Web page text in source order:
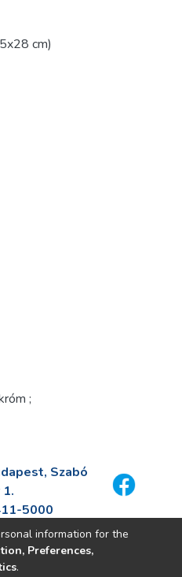
cm)
;
Szabó
5000
information for the
Preferences,
.